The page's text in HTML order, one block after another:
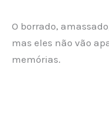
O borrado,
mas eles não vão
memórias.